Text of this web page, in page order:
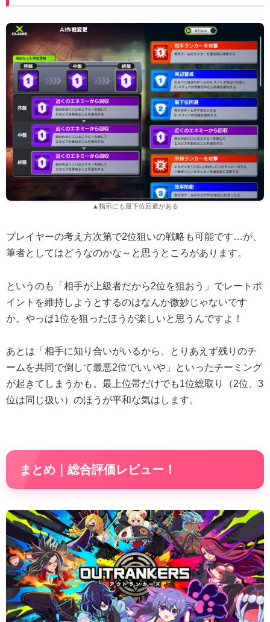
▲指示にも最下位回避がある
プレイヤーの考え方次第で2位狙いの戦略も可能です…が、
筆者としてはどうなのかな～と思うところがあります。
というのも「相手が上級者だから2位を狙おう」でレートポ
イントを維持しようとするのはなんか微妙じゃないです
か。やっぱ1位を狙ったほうが楽しいと思うんですよ！
あとは「相手に知り合いがいるから、とりあえず残りのチ
ームを共同で倒して最悪2位でいいや」といったチーミング
が起きてしまうかも。最上位帯だけでも1位総取り（2位、3
位は同じ扱い）のほうが平和な気はします。
まとめ｜総合評価レビュー！